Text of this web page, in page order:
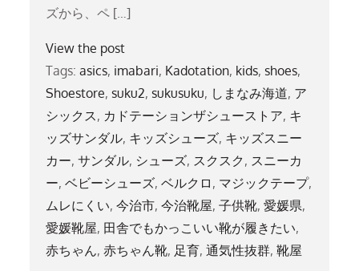
ズから、ペ […]
View the post
Tags:asics, imabari, Kadotation, kids,shoes,
Shoestore,suku2,sukusuku, しまなみ海道, ア
シックス, カドテーションザシューストア, キ
ッズサンダル, キッズシューズ, キッズスニー
カー,サンダル, シューズ, スクスク , スニーカ
ー,ベビーシューズ,ベルクロ , マジックテープ,
ムレにくい,今治市,今治靴屋,子供靴,愛媛県,
愛媛靴屋, 田舎でもかっこいい靴が履きたい,
赤ちゃん,赤ちゃん靴, 足育,通気性抜群,靴屋